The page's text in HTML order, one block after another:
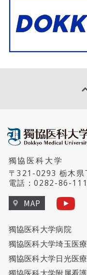
獨協医科大学
〒321-0293 栃木県
電話：0282-86-
MAP
獨協医科大学病院
獨協医科大学埼玉医
獨協医科大学日光医